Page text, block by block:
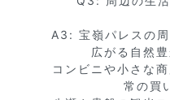
A3: 宝嶺パレスの
広がる自然
コンビニや小さな
常の買